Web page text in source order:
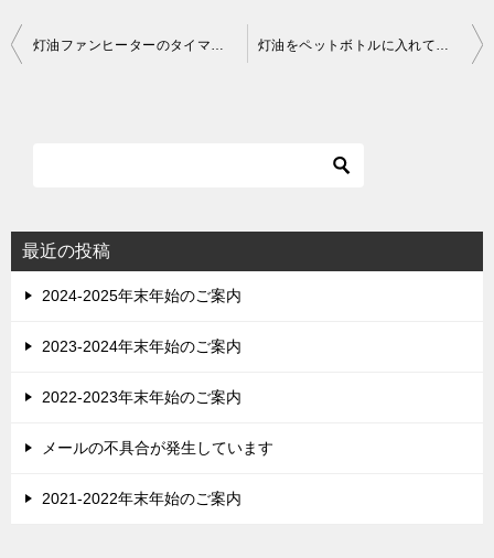
投
シ
ョ
灯油ファンヒーターのタイマーをリモコンでキャンセル!? 灯油をペットボトルに入れていただけますか？
最近の投稿
2024-2025年末年始のご案内
2023-2024年末年始のご案内
2022-2023年末年始のご案内
メールの不具合が発生しています
2021-2022年末年始のご案内